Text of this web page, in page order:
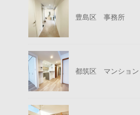
豊島区 事務所
都筑区 マンション